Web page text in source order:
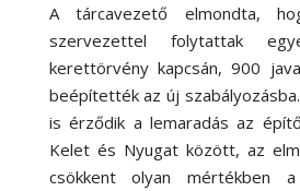
A tárcavezető elmondta,
szervezettel folytattak
kerettörvény kapcsán, 900
beépítették az új szabályozásba.
is érződik a lemaradás az
Kelet és Nyugat között, az
csökkent olyan mértékben